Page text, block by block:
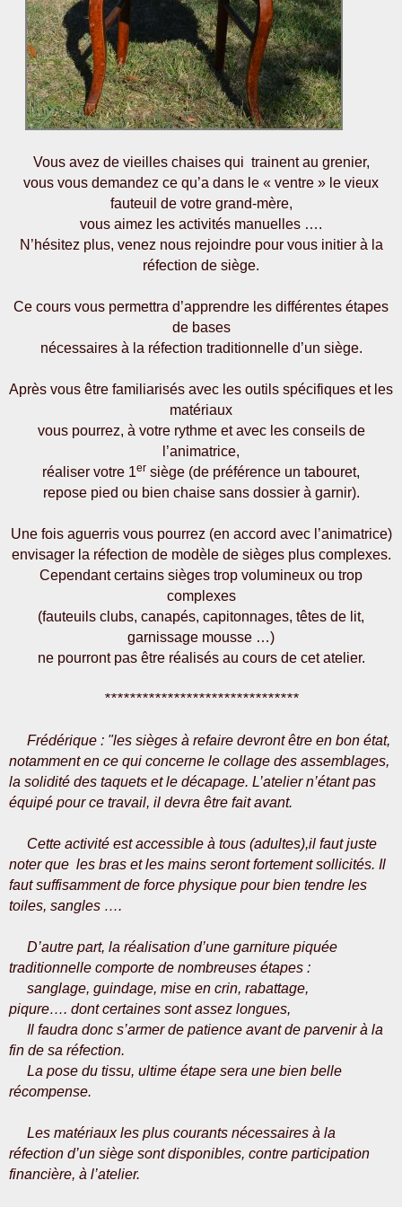
Vous avez de vieilles chaises qui trainent au grenier,
vous vous demandez ce qu’a dans le « ventre » le vieux
fauteuil de votre grand-mère,
vous aimez les activités manuelles ….
N’hésitez plus, venez nous rejoindre pour vous initier à la
réfection de siège.
Ce cours vous permettra d’apprendre les différentes étapes
de bases
nécessaires à la réfection traditionnelle d’un siège.
Après vous être familiarisés avec les outils spécifiques et les
matériaux
vous pourrez, à votre rythme et avec les conseils de
l’animatrice,
réaliser votre 1er siège (de préférence un tabouret,
repose pied ou bien chaise sans dossier à garnir).
Une fois aguerris vous pourrez (en accord avec l’animatrice)
envisager la réfection de modèle de sièges plus complexes.
Cependant certains sièges trop volumineux ou trop
complexes
(fauteuils clubs, canapés, capitonnages, têtes de lit,
garnissage mousse …)
ne pourront pas être réalisés au cours de cet atelier.
*******************************
Frédérique : "les sièges à refaire devront être en bon état,
notamment en ce qui concerne le collage des assemblages,
la solidité des taquets et le décapage. L’atelier n’étant pas
équipé pour ce travail, il devra être fait avant.
Cette activité est accessible à tous (adultes),il faut juste
noter que les bras et les mains seront fortement sollicités. Il
faut suffisamment de force physique pour bien tendre les
toiles, sangles ….
D’autre part, la réalisation d’une garniture piquée
traditionnelle comporte de nombreuses étapes :
sanglage, guindage, mise en crin, rabattage,
piqure…. dont certaines sont assez longues,
Il faudra donc s’armer de patience avant de parvenir à la
fin de sa réfection.
La pose du tissu, ultime étape sera une bien belle
récompense.
Les matériaux les plus courants nécessaires à la
réfection d’un siège sont disponibles, contre participation
financière, à l’atelier.